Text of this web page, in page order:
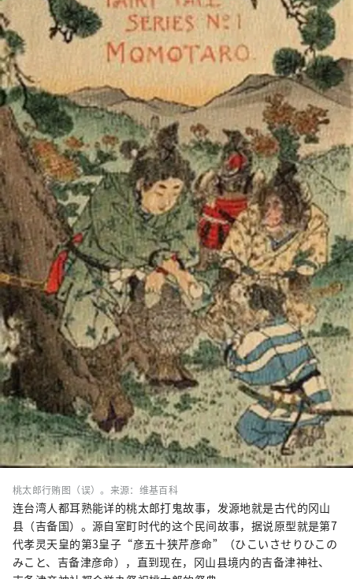
桃太郎行贿图（误）。来源：维基百科
连台湾人都耳熟能详的桃太郎打鬼故事，发源地就是古代的冈山
县（吉备国）。源自室町时代的这个民间故事，据说原型就是第7
代孝灵天皇的第3皇子“彦五十狭芹彦命”（ひこいさせりひこの
みこと、吉备津彦命），直到现在，冈山县境内的吉备津神社、